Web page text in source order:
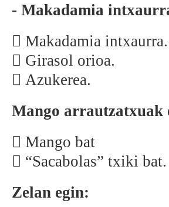
- Makadamia
 Makadamia intxaurra.
 Girasol orioa.
 Azukerea.
Mango arrautzatxuak
 Mango bat
 “Sacabolas” txiki bat.
Zelan egin: